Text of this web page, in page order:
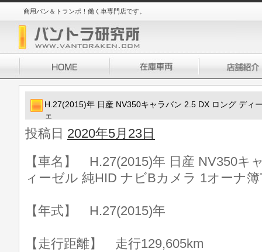
商用バン＆トランポ！働く車専門店です。
H.27(2015)年 日産 NV350キャラバン 2.5 DX ロング ディ
ェ
投稿日 2020年5月23日
【車名】 H.27(2015)年 日産 NV350キ
ィーゼル 純HID ナビBカメラ 1オーナ
【年式】 H.27(2015)年
【走行距離】 走行129,605km